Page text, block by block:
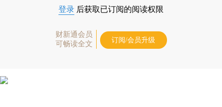
登录 后获取已订阅的阅读权限
财新通会员
可畅读全文
订阅/会员升级